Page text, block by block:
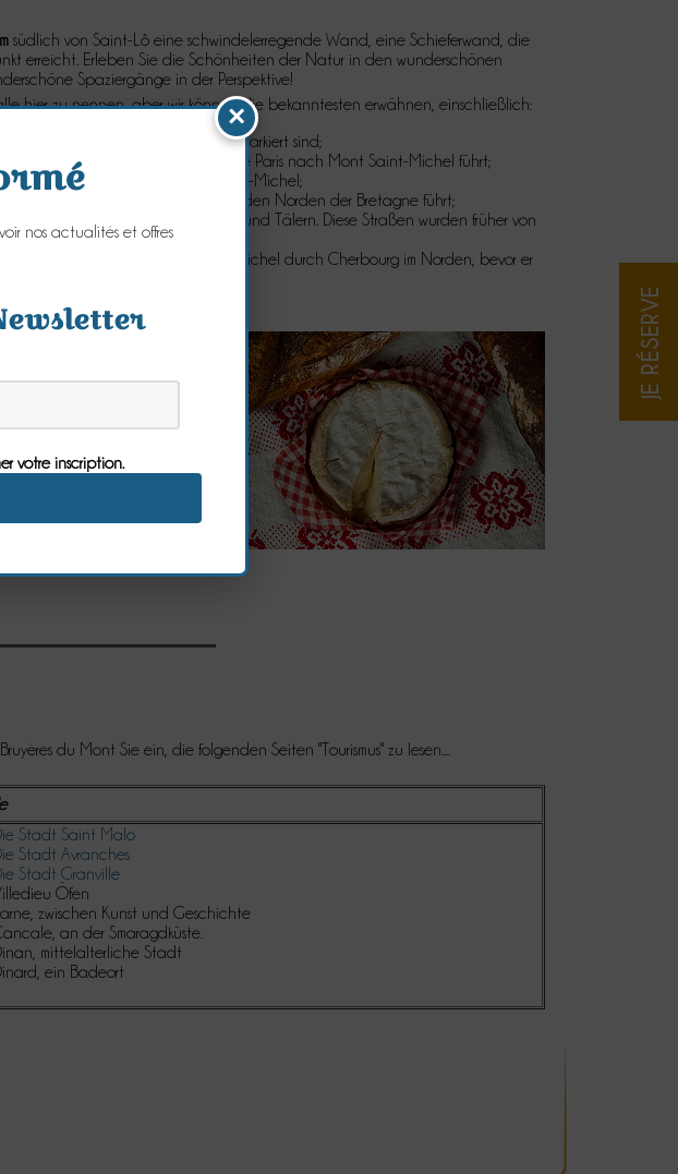
JE RÉSERVE
südlich von Saint-Lô eine schwindelerregende Wand, eine Schieferwand, die
erreicht. Erleben Sie die Schönheiten der Natur in den wunderschönen
Spaziergänge in der Perspektive!
hier zu nennen, aber wir können die bekanntesten erwähnen, einschließlich:
auf den alten Pfaden der Pilger markiert sind;
einer Route von Notre-Dame de Paris nach Mont Saint-Michel führt;
Dame de Paris bis zum Mont Saint-Michel;
Englands verbindet und durch den Norden der Bretagne führt;
mit Wäldern, Unterholz und Tälern. Diese Straßen wurden früher von
zu transportieren.
von Carentan bis zum Mont Saint-Michel durch Cherbourg im Norden, bevor er
déguster les fromages
qui accompagnent
Cotentin, moules de
Bruyères du Mont Sie ein, die folgenden Seiten "Tourismus" zu lesen....
Stadt Saint Malo
Stadt Avranches
Stadt Granville
Öfen
zwischen Kunst und Geschichte
an der Smaragdküste.
mittelalterliche Stadt
ein Badeort
×
nos actualités et offres
votre inscription.